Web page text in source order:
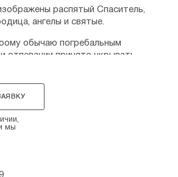
распятый Спаситель,
ангелы и святые.
обычаю погребальным
отпевании принято укрывать
перед погребением и лицо.
см.
для погребения
мы